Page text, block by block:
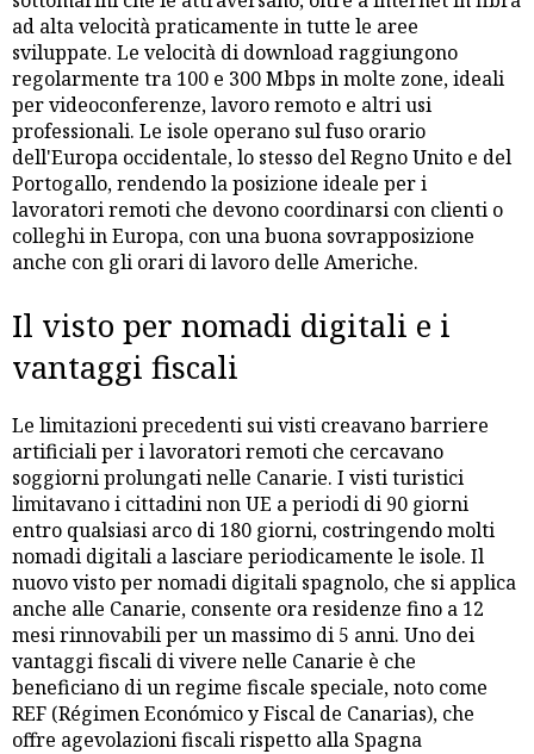
ad alta velocità praticamente in tutte le aree
sviluppate. Le velocità di download raggiungono
regolarmente tra 100 e 300 Mbps in molte zone, ideali
per videoconferenze, lavoro remoto e altri usi
professionali. Le isole operano sul fuso orario
dell'Europa occidentale, lo stesso del Regno Unito e del
Portogallo, rendendo la posizione ideale per i
lavoratori remoti che devono coordinarsi con clienti o
colleghi in Europa, con una buona sovrapposizione
anche con gli orari di lavoro delle Americhe.
Il visto per nomadi digitali e i
vantaggi fiscali
Le limitazioni precedenti sui visti creavano barriere
artificiali per i lavoratori remoti che cercavano
soggiorni prolungati nelle Canarie. I visti turistici
limitavano i cittadini non UE a periodi di 90 giorni
entro qualsiasi arco di 180 giorni, costringendo molti
nomadi digitali a lasciare periodicamente le isole. Il
nuovo visto per nomadi digitali spagnolo, che si applica
anche alle Canarie, consente ora residenze fino a 12
mesi rinnovabili per un massimo di 5 anni. Uno dei
vantaggi fiscali di vivere nelle Canarie è che
beneficiano di un regime fiscale speciale, noto come
REF (Régimen Económico y Fiscal de Canarias), che
offre agevolazioni fiscali rispetto alla Spagna